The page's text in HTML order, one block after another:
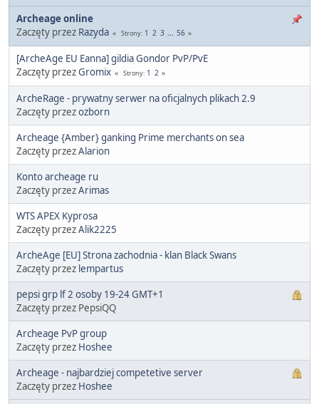
Archeage online
Zaczęty przez Razyda Strony 1 2 3 ... 56
[ArcheAge EU Eanna] gildia Gondor PvP/PvE
Zaczęty przezGromix Strony 1 2
ArcheRage - prywatny serwer na oficjalnych plikach 2.9
Zaczęty przezozborn
Archeage {Amber} ganking Prime merchants on sea
Zaczęty przezAlarion
Konto archeage ru
Zaczęty przezArimas
WTS APEX Kyprosa
Zaczęty przezAlik2225
ArcheAge [EU] Strona zachodnia - klan Black Swans
Zaczęty przez lempartus
pepsi grp lf 2 osoby 19-24 GMT+1
Zaczęty przez PepsiQQ
Archeage PvP group
Zaczęty przez Hoshee
Archeage - najbardziej competetive server
Zaczęty przez Hoshee